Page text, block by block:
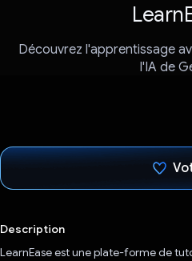
Découvrez l'apprentissage
l'IA de
Description
LearnEase est une plate-forme de